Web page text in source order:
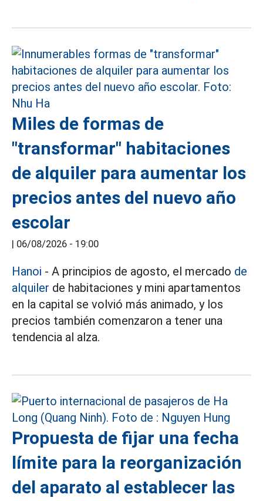
Miles de formas de
"transformar" habitaciones
de alquiler para aumentar los
precios antes del nuevo año
escolar
| 06/08/2026 - 19:00
Hanoi - A principios de agosto, el mercado de
alquiler de habitaciones y mini apartamentos
en la capital se volvió más animado, y los
precios también comenzaron a tener una
tendencia al alza.
Propuesta de fijar una fecha
límite para la reorganización
del aparato al establecer las